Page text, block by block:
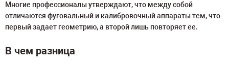
Многие профессионалы утверждают, что между собой
отличаются фуговальный и калибровочный аппараты тем, что
первый задает геометрию, а второй лишь повторяет ее.
В чем разница